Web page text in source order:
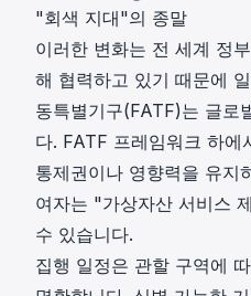
"회색 지대"의 종말
이러한 변화는 전 세계 정
해 협력하고 있기 때문에
동특별기구(FATF)는 글로
다. FATF 프레임워크 하
통제권이나 영향력을 유지
여자는 "가상자산 서비스
수 있습니다.
집행 일정은 관할 구역에